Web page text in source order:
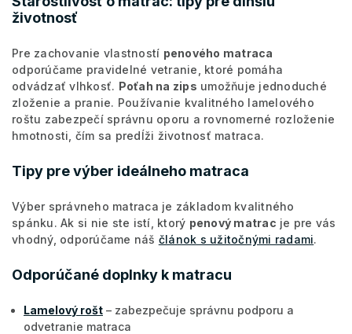
životnosť
Pre zachovanie vlastností penového matraca
odporúčame pravidelné vetranie, ktoré pomáha
odvádzať vlhkosť. Poťah na zips umožňuje jednoduché
zloženie a pranie. Používanie kvalitného lamelového
roštu zabezpečí správnu oporu a rovnomerné rozloženie
hmotnosti, čím sa predĺži životnosť matraca.
Tipy pre výber ideálneho matraca
Výber správneho matraca je základom kvalitného
spánku. Ak si nie ste istí, ktorý penový matrac je pre vás
vhodný, odporúčame náš článok s užitočnými radami.
Odporúčané doplnky k matracu
Lamelový rošt – zabezpečuje správnu podporu a
odvetranie matraca